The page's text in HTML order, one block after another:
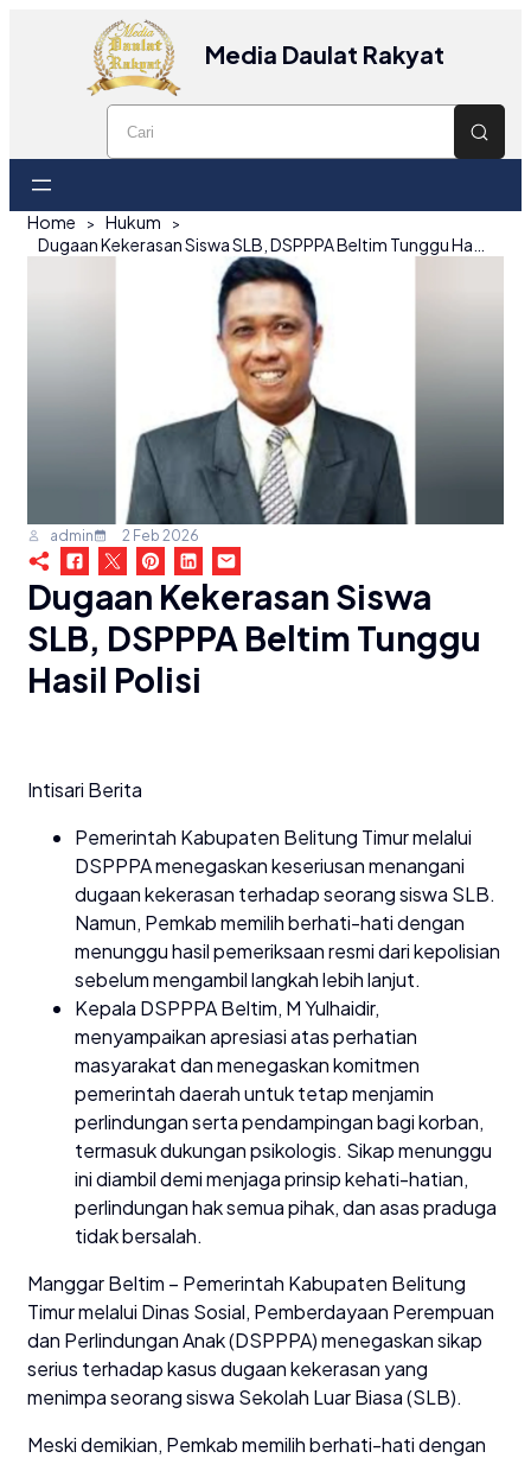
Media Daulat Rakyat
Home
Hukum
admin 2 Feb 2026
Dugaan Kekerasan Siswa
SLB, DSPPPA Beltim Tunggu
Hasil Polisi
Intisari Berita
Pemerintah Kabupaten Belitung Timur melalui
DSPPPA menegaskan keseriusan menangani
dugaan kekerasan terhadap seorang siswa SLB.
Namun, Pemkab memilih berhati-hati dengan
menunggu hasil pemeriksaan resmi dari kepolisian
sebelum mengambil langkah lebih lanjut.
Kepala DSPPPA Beltim, M Yulhaidir,
menyampaikan apresiasi atas perhatian
masyarakat dan menegaskan komitmen
pemerintah daerah untuk tetap menjamin
perlindungan serta pendampingan bagi korban,
termasuk dukungan psikologis. Sikap menunggu
ini diambil demi menjaga prinsip kehati-hatian,
perlindungan hak semua pihak, dan asas praduga
tidak bersalah.
Manggar Beltim – Pemerintah Kabupaten Belitung
Timur melalui Dinas Sosial, Pemberdayaan Perempuan
dan Perlindungan Anak (DSPPPA) menegaskan sikap
serius terhadap kasus dugaan kekerasan yang
menimpa seorang siswa Sekolah Luar Biasa (SLB).
Meski demikian, Pemkab memilih berhati-hati dengan